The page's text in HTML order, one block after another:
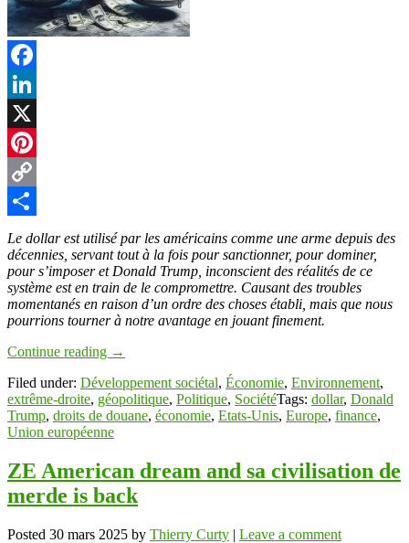
Facebook
LinkedIn
X
Pinterest
Copy
Link
Partager
Le dollar est utilisé par les américains comme une arme depuis des
décennies, servant tout à la fois pour sanctionner, pour dominer,
pour s’imposer et Donald Trump, inconscient des réalités de ce
système est en train de le compromettre. Causant des troubles
momentanés en raison d’un ordre des choses établi, mais que nous
pourrions tourner à notre avantage en jouant finement.
Continue reading →
Filed under: Développement sociétal, Économie, Environnement,
extrême-droite, géopolitique, Politique, SociétéTags: dollar, Donald
Trump, droits de douane, économie, Etats-Unis, Europe, finance,
Union européenne
ZE American dream and sa civilisation de
merde is back
Posted 30 mars 2025 by Thierry Curty | Leave a comment